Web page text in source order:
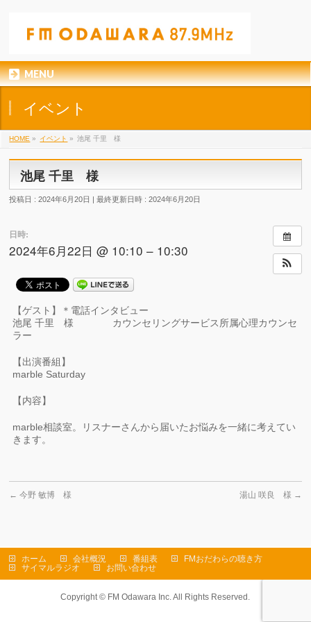
MENU
イベント
HOME » イベント » 池尾 千里 様
池尾 千里 様
投稿日 : 2024年6月20日 最終更新日時 : 2024年6月20日
日時:
2024年6月22日 @ 10:10 – 10:30
【ゲスト】＊電話インタビュー
池尾 千里 様 カウンセリングサービス所属心理カウンセ
ラー
【出演番組】
marble Saturday
【内容】
marble相談室。リスナーさんから届いたお悩みを一緒に考えてい
きます。
← 今野 敏博 様 湯山 咲良 様 →
ホーム 会社概況 番組表
FMおだわらの聴き方
サイマルラジオ
お問い合わせ
Copyright © FM Odawara Inc. All Rights Reserved.